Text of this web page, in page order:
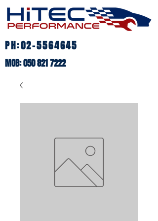
PH:02-5564645
MOB:050 821 7222